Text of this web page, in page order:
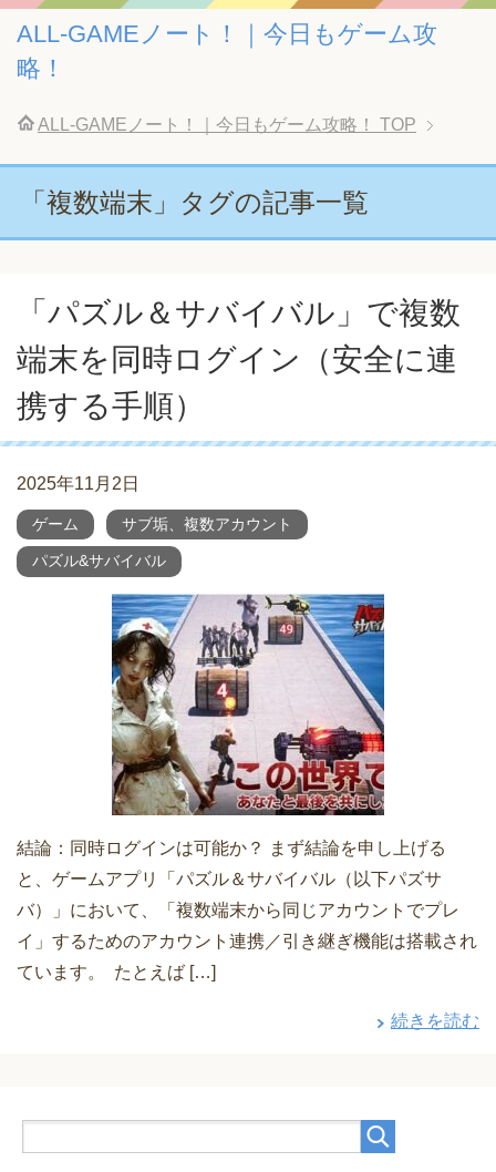
ALL-GAMEノート！｜今日もゲーム攻
略！
ALL-GAMEノート！｜今日もゲーム攻略！ TOP
「複数端末」タグの記事一覧
「パズル＆サバイバル」で複数
端末を同時ログイン（安全に連
携する手順）
2025年11月2日
ゲーム サブ垢、複数アカウント
パズル&サバイバル
結論：同時ログインは可能か？ まず結論を申し上げる
と、ゲームアプリ「パズル＆サバイバル（以下パズサ
バ）」において、「複数端末から同じアカウントでプレ
イ」するためのアカウント連携／引き継ぎ機能は搭載され
ています。 たとえば […]
続きを読む